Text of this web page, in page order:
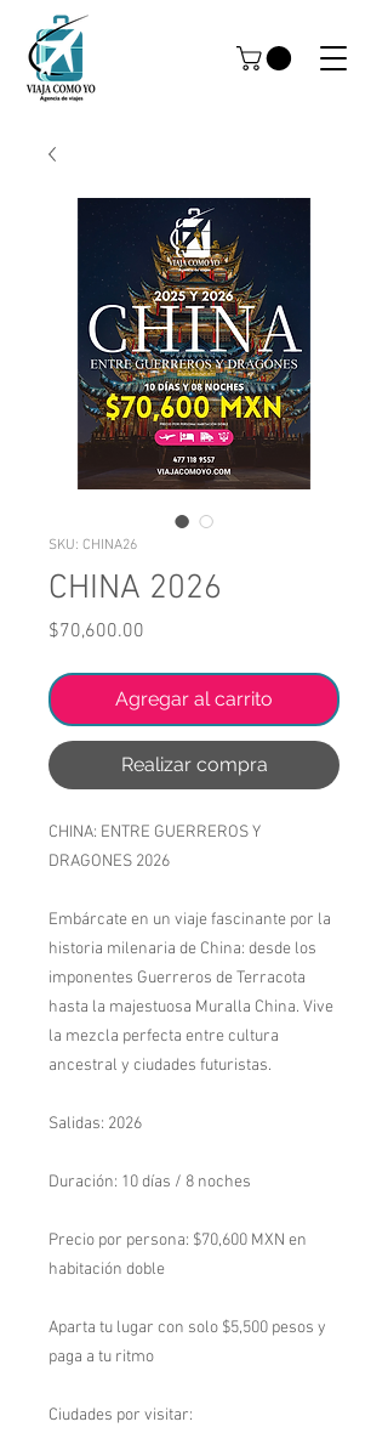
SKU: CHINA26
CHINA 2026
$70,600.00
Agregar al carrito
Realizar compra
CHINA: ENTRE GUERREROS Y
DRAGONES 2026
Embárcate en un viaje fascinante por la
historia milenaria de China: desde los
imponentes Guerreros de Terracota
hasta la majestuosa Muralla China. Vive
la mezcla perfecta entre cultura
ancestral y ciudades futuristas.
Salidas: 2026
Duración: 10 días / 8 noches
Precio por persona: $70,600 MXN en
habitación doble
Aparta tu lugar con solo $5,500 pesos y
paga a tu ritmo
Ciudades por visitar: